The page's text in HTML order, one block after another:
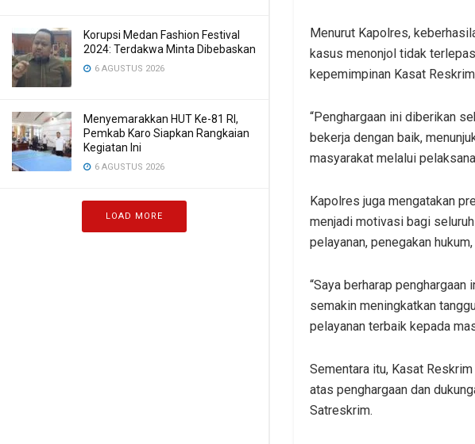
Korupsi Medan Fashion Festival
2024: Terdakwa Minta Dibebaskan
6 AGUSTUS 2026
Menyemarakkan HUT Ke-81 RI,
Pemkab Karo Siapkan Rangkaian
Kegiatan Ini
6 AGUSTUS 2026
LOAD MORE
Menurut Kapolres,
kasus menonjol tidak
kepemimpinan Kasat
“Penghargaan ini diberikan
bekerja dengan baik,
masyarakat melalui
Kapolres juga mengatakan
menjadi motivasi bagi
pelayanan, penegakan
“Saya berharap
semakin meningkatkan
pelayanan terbaik kepada
Sementara itu, Kasat
atas penghargaan dan
Satreskrim.